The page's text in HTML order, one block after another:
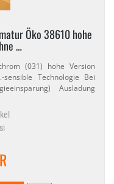
Öko 38610 hohe
…
(031) hohe Version
sensible Technologie Bei
Ausladung